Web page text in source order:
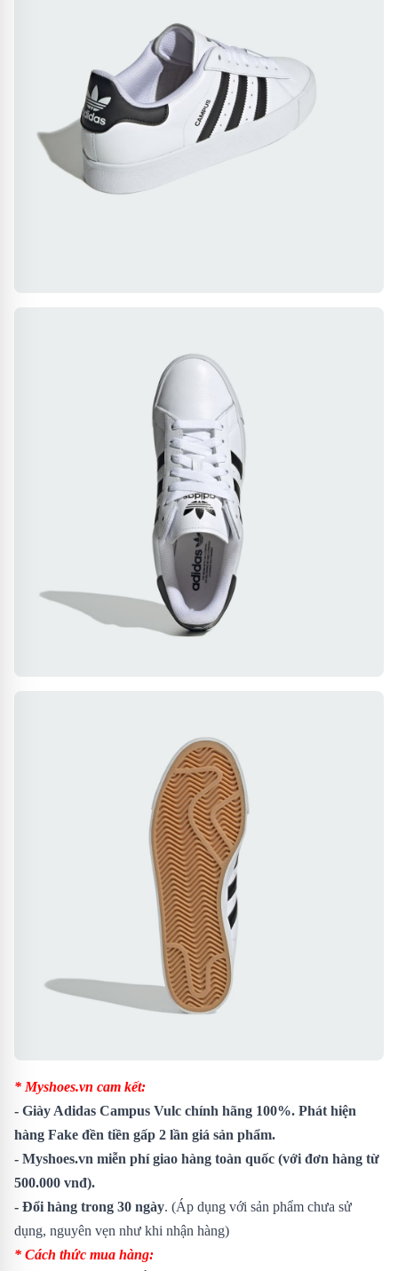
* Myshoes.vn cam kết:
- Giày Adidas Campus Vulc chính hãng 100%. Phát hiện
hàng Fake đền tiền gấp 2 lần giá sản phẩm.
- Myshoes.vn miễn phí giao hàng toàn quốc (với đơn hàng từ
500.000 vnđ).
- Đổi hàng trong 30 ngày. (Áp dụng với sản phẩm chưa sử
dụng, nguyên vẹn như khi nhận hàng)
* Cách thức mua hàng: